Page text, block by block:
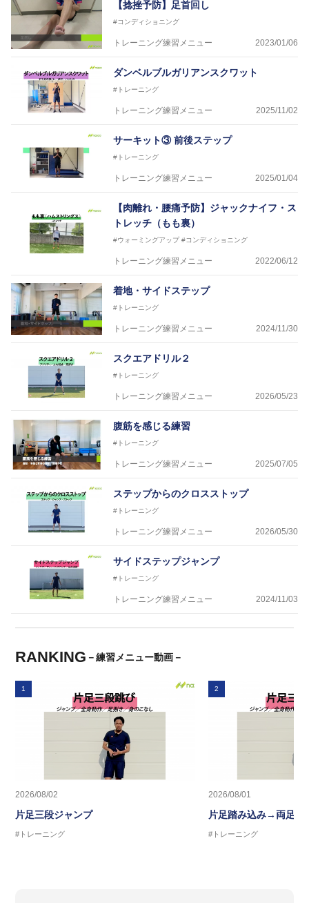
【捻挫予防】足首回し
#コンディショニング
トレーニング練習メニュー 2023/01/06
ダンベルブルガリアンスクワット
#トレーニング
トレーニング練習メニュー 2025/11/02
サーキット③ 前後ステップ
#トレーニング
トレーニング練習メニュー 2025/01/04
【肉離れ・腰痛予防】ジャックナイフ・ス
トレッチ（もも裏）
#ウォーミングアップ #コンディショニング
トレーニング練習メニュー 2022/06/12
着地・サイドステップ
#トレーニング
トレーニング練習メニュー 2024/11/30
スクエアドリル２
#トレーニング
トレーニング練習メニュー 2026/05/23
腹筋を感じる練習
#トレーニング
トレーニング練習メニュー 2025/07/05
ステップからのクロスストップ
#トレーニング
トレーニング練習メニュー 2026/05/30
サイドステップジャンプ
#トレーニング
トレーニング練習メニュー 2024/11/03
RANKING －練習メニュー動画－
1
2026/08/02
片足三段ジャンプ
#トレーニング
2
2026/08/01
片足踏み込み→両足ジ
#トレーニング